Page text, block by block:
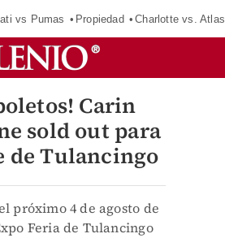
vs Pumas Propiedad Charlotte vs. Atlas
Carin
sold out para
de Tulancingo
próximo 4 de agosto de
Feria de Tulancingo